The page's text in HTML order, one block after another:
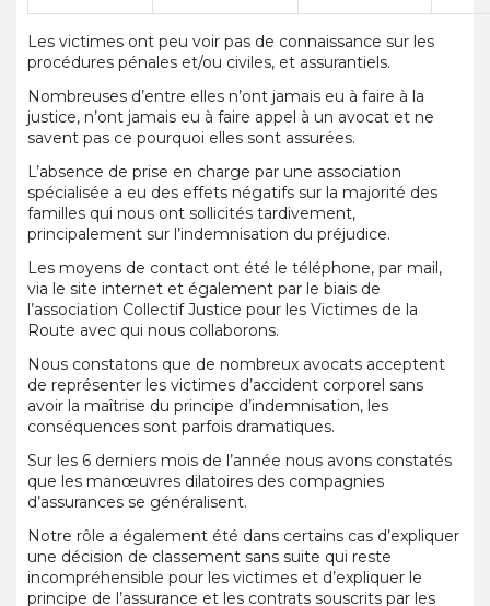
Les victimes ont peu voir pas de connaissance sur les
procédures pénales et/ou civiles, et assurantiels.
Nombreuses d’entre elles n’ont jamais eu à faire à la
justice, n’ont jamais eu à faire appel à un avocat et ne
savent pas ce pourquoi elles sont assurées.
L’absence de prise en charge par une association
spécialisée a eu des effets négatifs sur la majorité des
familles qui nous ont sollicités tardivement,
principalement sur l’indemnisation du préjudice.
Les moyens de contact ont été le téléphone, par mail,
via le site internet et également par le biais de
l’association Collectif Justice pour les Victimes de la
Route avec qui nous collaborons.
Nous constatons que de nombreux avocats acceptent
de représenter les victimes d’accident corporel sans
avoir la maîtrise du principe d’indemnisation, les
conséquences sont parfois dramatiques.
Sur les 6 derniers mois de l’année nous avons constatés
que les manœuvres dilatoires des compagnies
d’assurances se généralisent.
Notre rôle a également été dans certains cas d’expliquer
une décision de classement sans suite qui reste
incompréhensible pour les victimes et d’expliquer le
principe de l’assurance et les contrats souscrits par les